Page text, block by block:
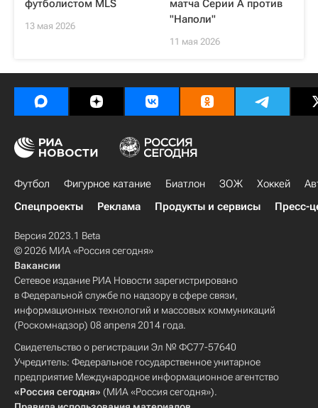
футболистом MLS
13 мая 2026
матча Серии А против
"Наполи"
11 мая 2026
Футбол Фигурное катание Биатлон ЗОЖ Хоккей
Спецпроекты
Реклама Продукты и сервисы Пресс-
Версия 2023.1 Beta
© 2026 МИА «Россия сегодня»
Вакансии
Сетевое издание РИА Новости зарегистрировано
в Федеральной службе по надзору в сфере связи,
информационных технологий и массовых коммуникаций
(Роскомнадзор) 08 апреля 2014 года.
Свидетельство о регистрации Эл № ФС77-57640
Учредитель: Федеральное государственное унитарное
предприятие Международное информационное агентство
«Россия сегодня» (МИА «Россия сегодня»).